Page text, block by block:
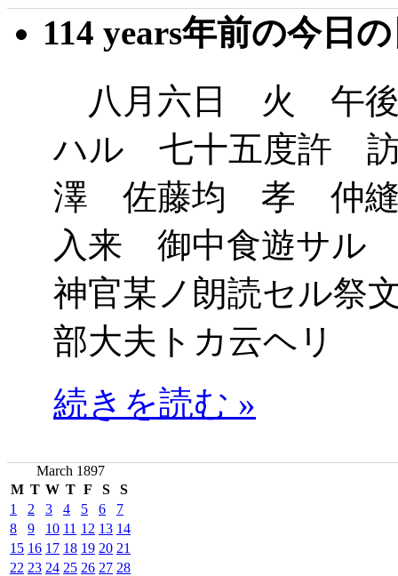
114 years年前の今日
八月六日 火 午後
ハル 七十五度許
澤 佐藤均 孝 仲縫
入来 御中食遊サル
神官某ノ朗読セル祭
部大夫トカ云ヘリ
続きを読む »
March 1897
M T W T F S S
1 2 3 4 5 6
7
8
9 10 11 12 13 14
15 16 17 18 19 20 21
22 23 24 25 26 27 28